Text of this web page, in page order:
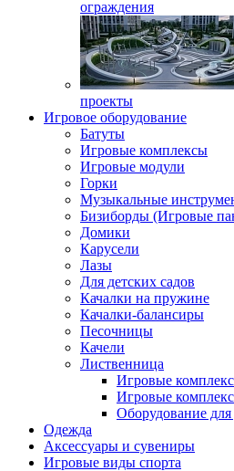
ограждения
проекты
Игровое оборудование
Батуты
Игровые комплексы
Игровые модули
Горки
Музыкальные
Бизиборды (Игровые
Домики
Карусели
Лазы
Для детских садов
Качалки на пружине
Качалки-балансиры
Песочницы
Качели
Лиственница
Игровые
Игровые
Оборудование
Одежда
Аксессуары и сувениры
Игровые виды спорта